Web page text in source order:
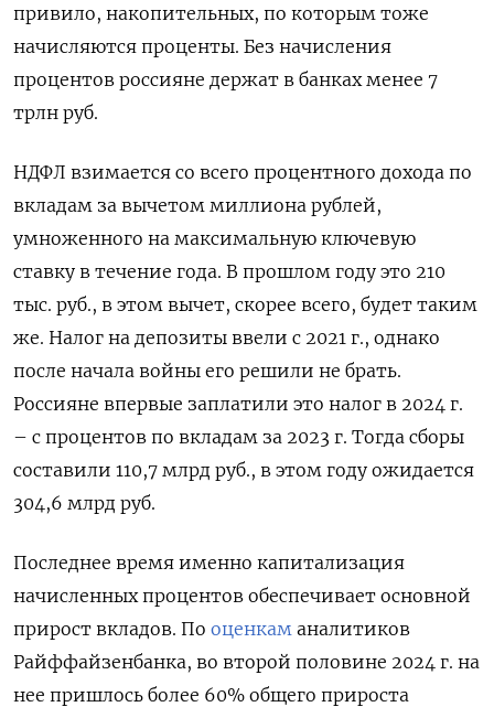
привило, накопительных, по которым тоже
начисляются проценты. Без начисления
процентов россияне держат в банках менее 7
трлн руб.
НДФЛ взимается со всего процентного дохода по
вкладам за вычетом миллиона рублей,
умноженного на максимальную ключевую
ставку в течение года. В прошлом году это 210
тыс. руб., в этом вычет, скорее всего, будет таким
же. Налог на депозиты ввели с 2021 г., однако
после начала войны его решили не брать.
Россияне впервые заплатили это налог в 2024 г.
– с процентов по вкладам за 2023 г. Тогда сборы
составили 110,7 млрд руб., в этом году ожидается
304,6 млрд руб.
Последнее время именно капитализация
начисленных процентов обеспечивает основной
прирост вкладов. По оценкам аналитиков
Райффайзенбанка, во второй половине 2024 г. на
нее пришлось более 60% общего прироста